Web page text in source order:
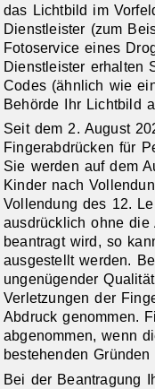
das Lichtbild im
Dienstleister (zum
Fotoservice eines
Dienstleister erhalten
Codes (ähnlich wie
Behörde Ihr Lichtbild
Seit dem 2. August
Fingerabdrücken für
Sie werden auf dem
Kinder nach
Vollendung des 12.
ausdrücklich ohne die
beantragt wird, so
ausgestellt werden.
ungenügender
Verletzungen der
Abdruck genommen.
abgenommen, wenn
bestehenden
Bei der Beantragung